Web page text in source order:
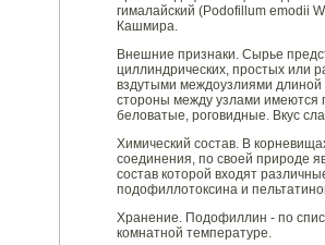
гималайский (Podofillum emodii
Кашмира.
Внешние признаки. Сырье
циллиндрических, простых или
вздутыми междоузлиями
стороны между узлами имеются
беловатые, роговидные. Вкус
Химический состав. В
соединения, по своей природе
состав которой входят
подофиллотоксина и
Хранение. Подофиллин - по
комнатной температуре.